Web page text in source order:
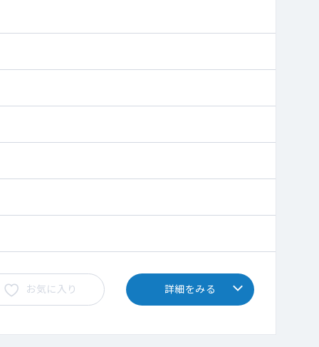
お気に入り 詳細をみる